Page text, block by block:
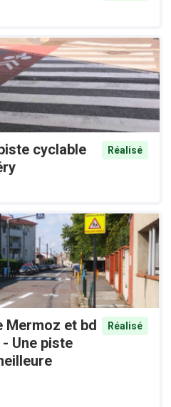
cyclable
Réalisé
Mermoz et bd
Une piste
Réalisé